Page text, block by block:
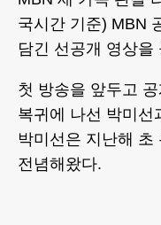
국시간 기준) MBN
담긴 선공개 영상을
첫 방송을 앞두고
복귀에 나선 박미선
박미선은 지난해 초
전념해왔다.